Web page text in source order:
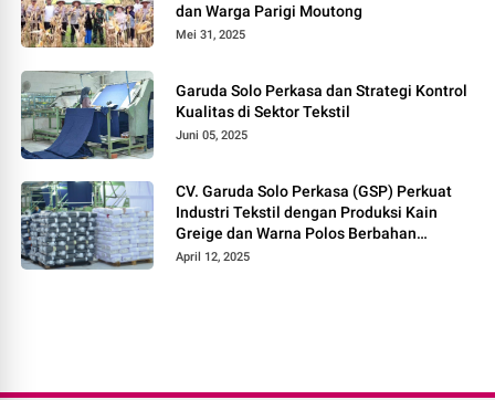
dan Warga Parigi Moutong
Mei 31, 2025
Garuda Solo Perkasa dan Strategi Kontrol
Kualitas di Sektor Tekstil
Juni 05, 2025
CV. Garuda Solo Perkasa (GSP) Perkuat
Industri Tekstil dengan Produksi Kain
Greige dan Warna Polos Berbahan
Tetoron Rayon
April 12, 2025